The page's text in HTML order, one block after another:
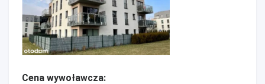
Cena wywoławcza: